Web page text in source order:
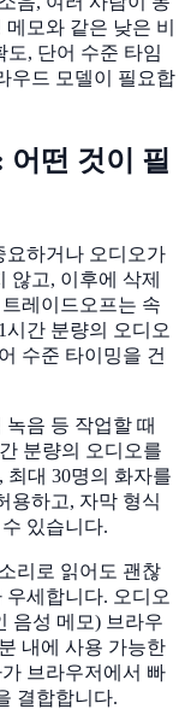
모와 같은 낮은 비
도, 단어 수준 타임
우드 모델이 필요합
떤 것이 필
요하거나 오디오가
않고, 이후에 삭제
레이드오프는 속
시간 분량의 오디오
수준 타이밍을 건
음 등 작업할 때
분량의 오디오를
최대 30명의 화자를
용하고, 자막 형식
있습니다.
리로 읽어도 괜찮
세합니다. 오디오
음성 메모) 브라우
내에 사용 가능한
브라우저에서 빠
결합합니다.